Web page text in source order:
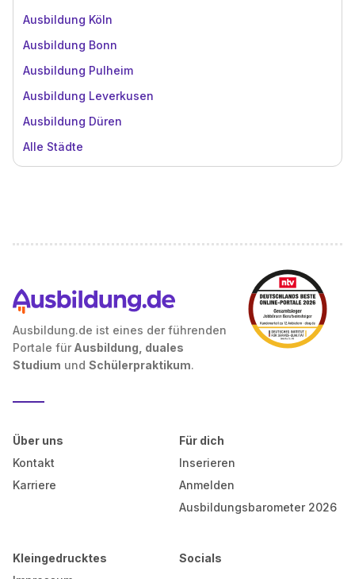
Ausbildung Köln
Ausbildung Bonn
Ausbildung Pulheim
Ausbildung Leverkusen
Ausbildung Düren
Alle Städte
Ausbildung.de ist eines der führenden
Portale für Ausbildung, duales
Studium und Schülerpraktikum.
Über uns
Kontakt
Karriere
Für dich
Inserieren
Anmelden
Ausbildungsbarometer 2026
Kleingedrucktes
Socials